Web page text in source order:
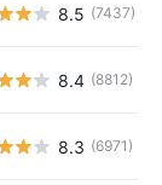
8.5 (7437)
8.4 (8812)
8.3 (6971)